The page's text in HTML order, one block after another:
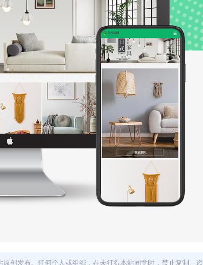
创发布。任何个人或组织，在未征得本站同意时，禁止复制、盗